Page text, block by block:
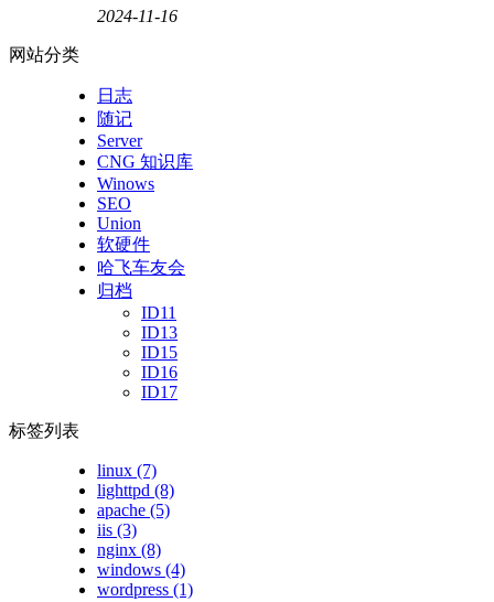
2024-11-16
网站分类
日志
随记
Server
CNG 知识库
Winows
SEO
Union
软硬件
哈飞车友会
归档
ID11
ID13
ID15
ID16
ID17
标签列表
linux (7)
lighttpd (8)
apache (5)
iis (3)
nginx (8)
windows (4)
wordpress (1)